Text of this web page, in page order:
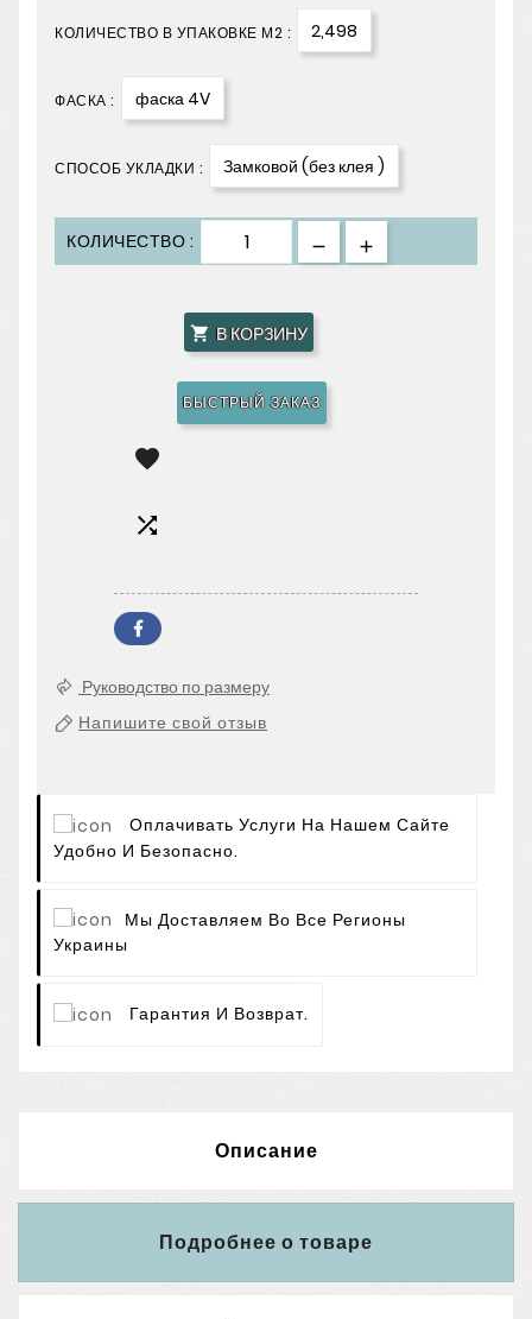
КОЛИЧЕСТВО В УПАКОВКЕ М2 : 2,498
ФАСКА : фаска 4V
СПОСОБ УКЛАДКИ : Замковой (без клея )
КОЛИЧЕСТВО :
 В КОРЗИНУ
БЫСТРЫЙ ЗАКАЗ


Руководство по размеру
Напишите свой отзыв
Оплачивать Услуги На Нашем Сайте
Удобно И Безопасно.
Мы Доставляем Во Все Регионы
Украины
Гарантия И Возврат.
Описание
Подробнее о товаре